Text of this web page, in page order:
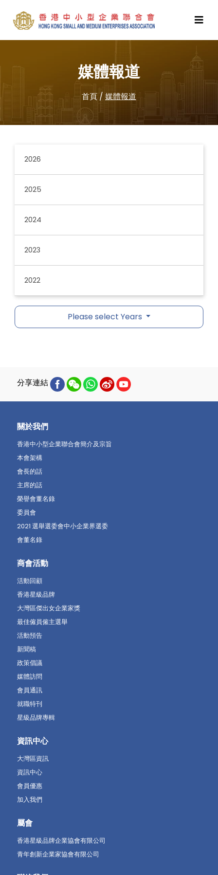
媒體報道
首頁/ 媒體報道
2026
2025
2024
2023
2022
Please select Years
分享連結
關於我們
香港中小型企業聯合會簡介及宗旨
本會架構
會長的話
主席的話
榮譽會董名錄
委員會
2021 選舉選委會中小企業界選委
會董名錄
商會活動
活動回顧
香港星級品牌
大灣區傑出女企業家獎
最佳僱員僱主選舉
活動預告
新聞稿
政策倡議
媒體訪問
會員通訊
就職特刊
星級品牌專輯
資訊中心
大灣區資訊
資訊中心
會員優惠
加入我們
屬會
香港星級品牌企業協會有限公司
青年創新企業家協會有限公司